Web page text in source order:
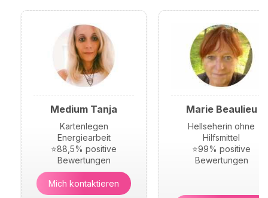
Medium Tanja
Kartenlegen
Energiearbeit
⭐88,5% positive
Bewertungen
Mich kontaktieren
Marie Beaulieu
Hellseherin ohne
Hilfsmittel
⭐99% positive
Bewertungen